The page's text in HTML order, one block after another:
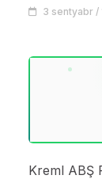
3 sentyabr /
Kreml ABŞ